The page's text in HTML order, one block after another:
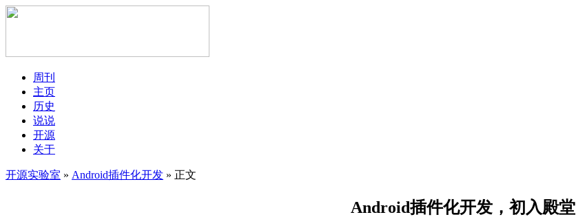
周刊
主页
历史
说说
开源
关于
开源实验室 » Android插件化开发 » 正文
Android插件化开发，初入殿堂